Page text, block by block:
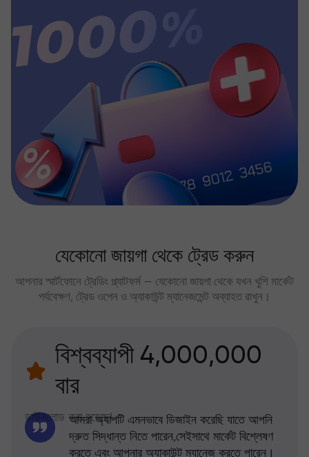
যেকোনো জায়গা থেকে ট্রেড করুন
আপনার স্মার্টফোনে ট্রেডিং প্ল্যাটফর্ম — যেকোনো জায়গা থেকে যখন খুশি মার্কেট
পর্যবেক্ষণ, ট্রেড ওপেন ও অ্যাকাউন্ট ম্যানেজমেন্ট অব্যাহত রাখুন।
বিশ্বব্যাপী 4,000,000
বার
ডাউনলোড করা হয়েছে!আমরা অ্যাপটি এমনভাবে ডিজাইন করেছি যাতে আপনি
দ্রুত সিদ্ধান্ত নিতে পারেন,সেইসাথে মার্কেট বিশ্লেষণ
করতে এবং আপনার অ্যাকাউন্ট ম্যানেজ করতে পারেন।